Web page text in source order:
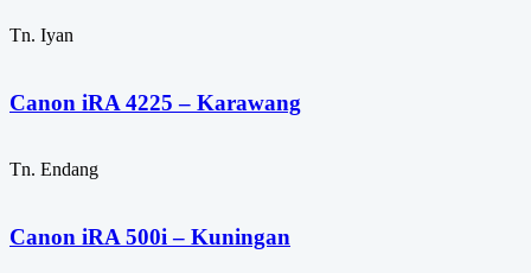
Tn. Iyan
Canon iRA 4225 – Karawang
Tn. Endang
Canon iRA 500i – Kuningan